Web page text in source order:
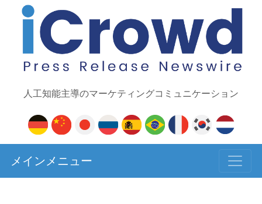
人工知能主導のマーケティングコミュニケーション
メインメニュー